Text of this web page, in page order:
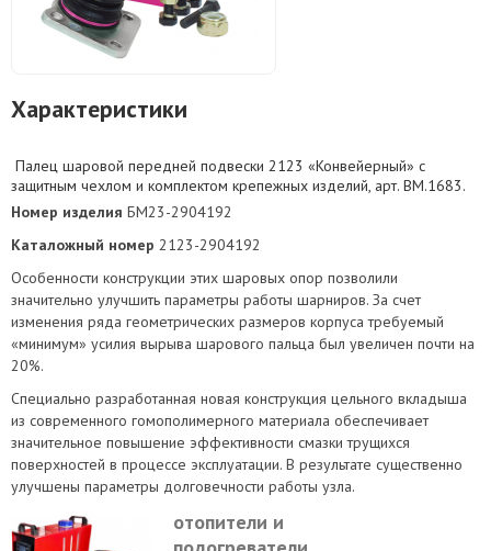
Характеристики
Палец шаровой передней подвески 2123 «Конвейерный» с
защитным чехлом и комплектом крепежных изделий, арт. BM.1683.
Номер изделия БМ23-2904192
Каталожный номер 2123-2904192
Особенности конструкции этих шаровых опор позволили
значительно улучшить параметры работы шарниров. За счет
изменения ряда геометрических размеров корпуса требуемый
«минимум» усилия вырыва шарового пальца был увеличен почти на
20%.
Специально разработанная новая конструкция цельного вкладыша
из современного гомополимерного материала обеспечивает
значительное повышение эффективности смазки трущихся
поверхностей в процессе эксплуатации. В результате существенно
улучшены параметры долговечности работы узла.
отопители и